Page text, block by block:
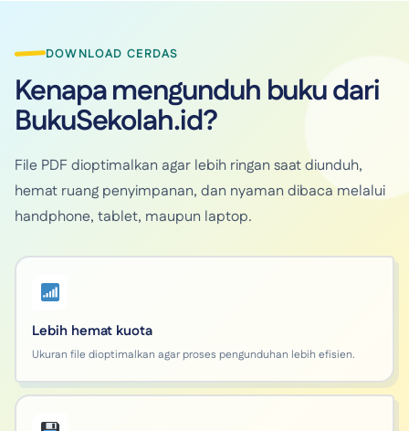
DOWNLOAD CERDAS
Kenapa mengunduh buku dari
BukuSekolah.id?
File PDF dioptimalkan agar lebih ringan saat diunduh,
hemat ruang penyimpanan, dan nyaman dibaca melalui
handphone, tablet, maupun laptop.
Lebih hemat kuota
Ukuran file dioptimalkan agar proses pengunduhan lebih efisien.